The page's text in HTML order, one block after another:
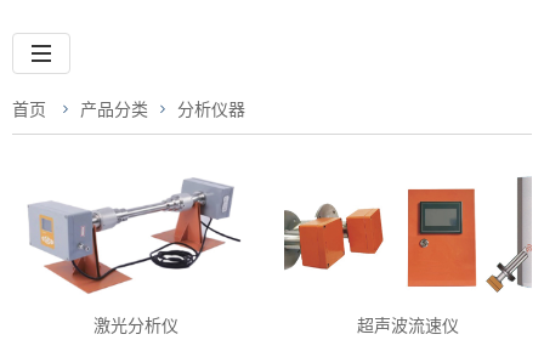
首页 产品分类 分析仪器
激光分析仪 超声波流速仪